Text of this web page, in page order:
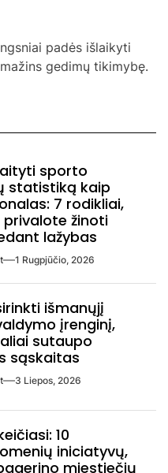
padės išlaikyti
gedimų tikimybę.
sporto
statistiką kaip
7 rodikliai,
privalote žinoti
lažybas
1 Rugpjūčio, 2026
išmanųjį
įrenginį,
sutaupo
sąskaitas
3 Liepos, 2026
10
iniciatyvų,
miestiečių